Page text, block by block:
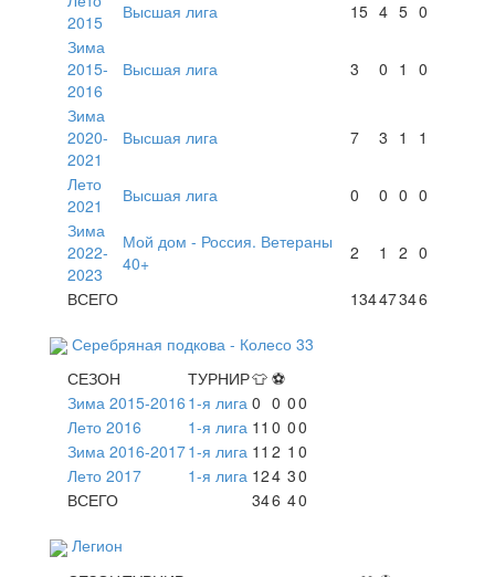
2015
Высшая лига 15 4 5 0
Зима
2015-
2016
Высшая лига 3 0 1 0
Зима
2020-
2021
Высшая лига 7 3 1 1
Лето
2021
Высшая лига 0 0 0 0
Зима
2022-
2023
Мой дом - Россия. Ветераны
40+
2 1 2 0
ВСЕГО 13447346
Серебряная подкова - Колесо 33
СЕЗОН
ТУРНИР👕 ⚽
Зима 2015-2016 1-я лига 0 0 00
Лето 2016
1-я лига 11 0 00
Зима 2016-20171-я лига 11 2 1 0
Лето 2017
1-я лига 124 30
ВСЕГО
346 40
Легион